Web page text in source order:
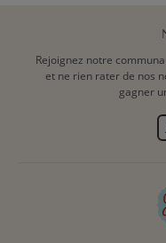
que dans un
l'âge et les besoins du
BOIS
d'un simple coup de
surfaces lisses sont
entre un feutre qui
Rejoignez notre
et ne rien rater de nos
gagner